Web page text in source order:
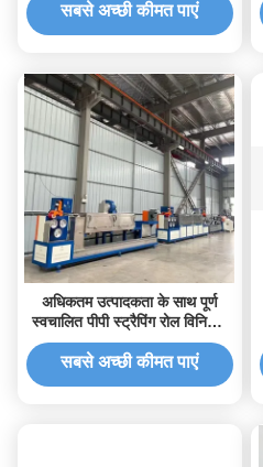
सबसे अच्छी कीमत पाएं
अधिकतम उत्पादकता के साथ पूर्ण
स्वचालित पीपी स्ट्रैपिंग रोल विनिर्माण
मशीन
सबसे अच्छी कीमत पाएं